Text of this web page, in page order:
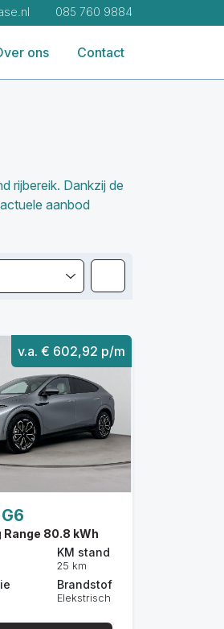
085 760 9884
ons Contact
rijbereik. Dankzij de
aanbod
v.a. € 602,92 p/m
Range 80.8 kWh
KM stand
25 km
Brandstof
Elekstrisch